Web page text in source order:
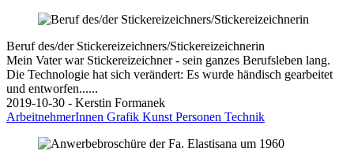
Beruf des/der Stickereizeichners/Stickereizeichnerin
Mein Vater war Stickereizeichner - sein ganzes Berufsleben lang.
Die Technologie hat sich verändert: Es wurde händisch gearbeitet
und entworfen......
2019-10-30 - Kerstin Formanek
ArbeitnehmerInnen Grafik Kunst Personen Technik